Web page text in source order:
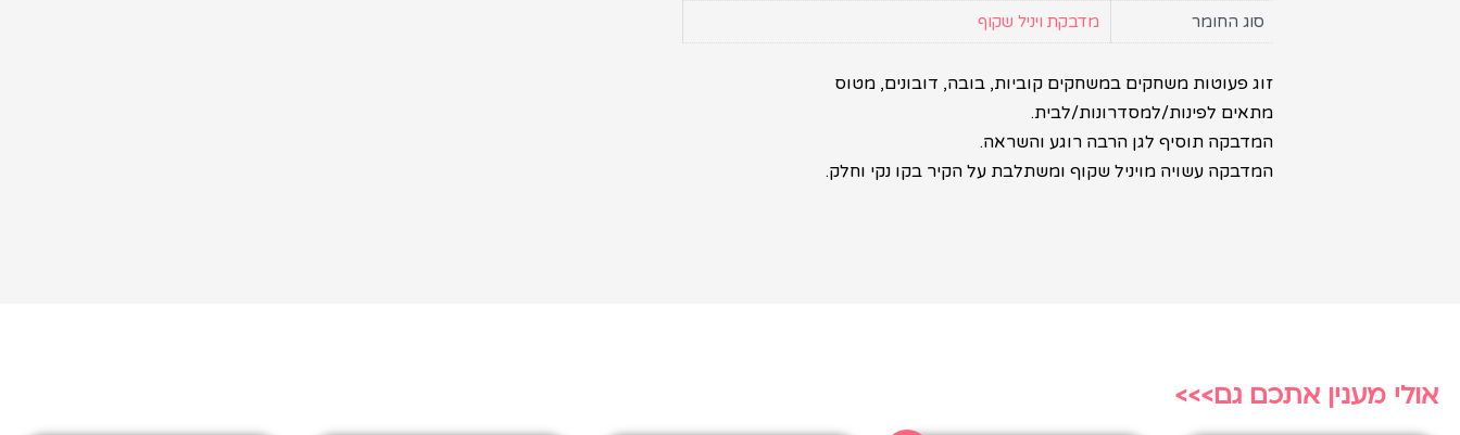
סוג החומר מדבקת ויניל שקוף
זוג פעוטות משחקים במשחקים קוביות, בובה, דובונים, מטוס
מתאים לפינות/למסדרונות/לבית.
המדבקה תוסיף לגן הרבה רוגע והשראה.
המדבקה עשויה מויניל שקוף ומשתלבת על הקיר בקו נקי וחלק.
אולי מענין אתכם גם>>>